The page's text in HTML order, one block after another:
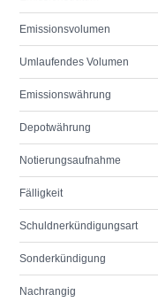
Emissionsvolumen
Umlaufendes Volumen
Emissionswährung
Depotwährung
Notierungsaufnahme
Fälligkeit
Schuldnerkündigungsart
Sonderkündigung
Nachrangig